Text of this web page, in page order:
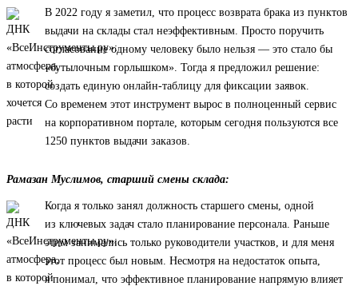
В 2022 году я заметил, что процесс возврата брака из пунктов
выдачи на склады стал неэффективным. Просто поручить
согласование одному человеку было нельзя — это стало бы
«бутылочным горлышком». Тогда я предложил решение:
создать единую онлайн-таблицу для фиксации заявок.
Со временем этот инструмент вырос в полноценный сервис
на корпоративном портале, которым сегодня пользуются все
1250 пунктов выдачи заказов.
Рамазан Муслимов, старший смены склада:
Когда я только занял должность старшего смены, одной
из ключевых задач стало планирование персонала. Раньше
этим занимались только руководители участков, и для меня
этот процесс был новым. Несмотря на недостаток опыта,
я понимал, что эффективное планирование напрямую влияет